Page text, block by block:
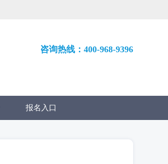
咨询热线：400-968-9396
报名入口